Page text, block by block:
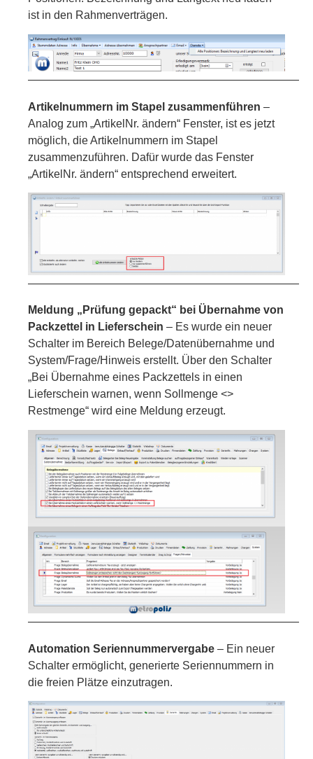
ist in den Rahmenverträgen.
Artikelnummern im Stapel zusammenführen –
Analog zum „ArtikelNr. ändern“ Fenster, ist es jetzt
möglich, die Artikelnummern im Stapel
zusammenzuführen. Dafür wurde das Fenster
„ArtikelNr. ändern“ entsprechend erweitert.
Meldung „Prüfung gepackt“ bei Übernahme von
Packzettel in Lieferschein – Es wurde ein neuer
Schalter im Bereich Belege/Datenübernahme und
System/Frage/Hinweis erstellt. Über den Schalter
„Bei Übernahme eines Packzettels in einen
Lieferschein warnen, wenn Sollmenge <>
Restmenge“ wird eine Meldung erzeugt.
Automation Seriennummervergabe – Ein neuer
Schalter ermöglicht, generierte Seriennummern in
die freien Plätze einzutragen.